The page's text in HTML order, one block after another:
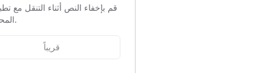
قم بإخفاء النص أثناء التنقل مع
المحمولة.
قريباً